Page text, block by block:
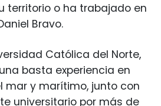
territorio o ha trabajado en
Bravo.
Católica del Norte,
basta experiencia en
mar y marítimo, junto con
universitario por más de